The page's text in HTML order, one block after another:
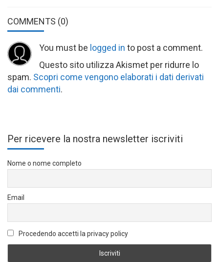
COMMENTS (0)
You must be logged in to post a comment.
Questo sito utilizza Akismet per ridurre lo
spam. Scopri come vengono elaborati i dati derivati
dai commenti.
Per ricevere la nostra newsletter iscriviti
Nome o nome completo
Email
Procedendo accetti la privacy policy